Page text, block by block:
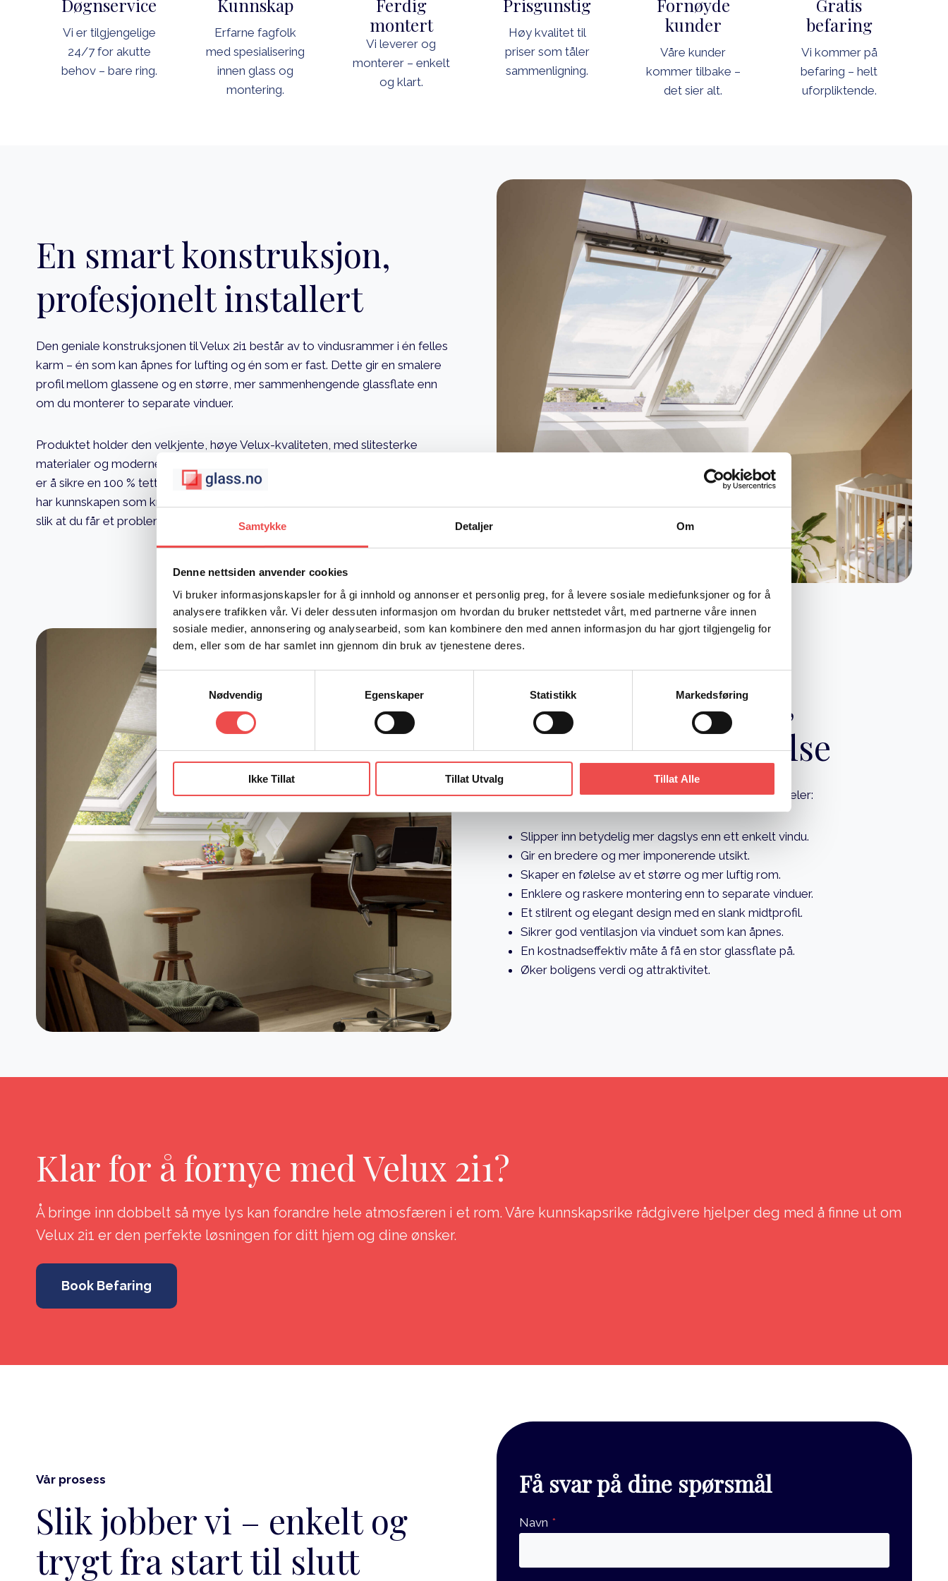
Samtykke Detaljer Om
Denne nettsiden anvender cookies
Vi bruker informasjonskapsler for å gi innhold og annonser et personlig preg, for å levere sosiale mediefunksjoner og for å
analysere trafikken vår. Vi deler dessuten informasjon om hvordan du bruker nettstedet vårt, med partnerne våre innen
sosiale medier, annonsering og analysearbeid, som kan kombinere den med annen informasjon du har gjort tilgjengelig for
dem, eller som de har samlet inn gjennom din bruk av tjenestene deres.
Samtykkevalg
Nødvendig
Egenskaper Statistikk Markedsføring
Ikke Tillat Tillat Utvalg Tillat Alle
Døgnservice
Vi er tilgjengelige
24/7 for akutte
behov – bare ring.
Kunnskap
Erfarne fagfolk
med spesialisering
innen glass og
montering.
Ferdig
montert
Vi leverer og
monterer – enkelt
og klart.
Prisgunstig
Høy kvalitet til
priser som tåler
sammenligning.
Fornøyde
kunder
Våre kunder
kommer tilbake –
det sier alt.
Gratis
befaring
Vi kommer på
befaring – helt
uforpliktende.
En smart konstruksjon,
profesjonelt installert
Den geniale konstruksjonen til Velux 2i1 består av to vindusrammer i én felles
karm – én som kan åpnes for lufting og én som er fast. Dette gir en smalere
profil mellom glassene og en større, mer sammenhengende glassflate enn
om du monterer to separate vinduer.
Produktet holder den velkjente, høye Velux-kvaliteten, med slitesterke
materialer og moderne 3-lags glass for optimal isolasjon. Vår viktigste rolle
er å sikre en 100 % tett og forskriftsmessig montering. Våre erfarne fagfolk
har kunnskapen som kreves for å integrere denne løsningen perfekt i ditt tak,
slik at du får et problemfritt og varig resultat.
En investering i lys,
komfort og romfølelse
Å velge Velux 2i1 gir en rekke smarte og verdifulle fordeler:
Slipper inn betydelig mer dagslys enn ett enkelt vindu.
Gir en bredere og mer imponerende utsikt.
Skaper en følelse av et større og mer luftig rom.
Enklere og raskere montering enn to separate vinduer.
Et stilrent og elegant design med en slank midtprofil.
Sikrer god ventilasjon via vinduet som kan åpnes.
En kostnadseffektiv måte å få en stor glassflate på.
Øker boligens verdi og attraktivitet.
Klar for å fornye med Velux 2i1?
Å bringe inn dobbelt så mye lys kan forandre hele atmosfæren i et rom. Våre kunnskapsrike rådgivere hjelper deg med å finne ut om
Velux 2i1 er den perfekte løsningen for ditt hjem og dine ønsker.
Book Befaring
Vår prosess
Slik jobber vi – enkelt og
trygt fra start til slutt
Få svar på dine spørsmål
Navn *